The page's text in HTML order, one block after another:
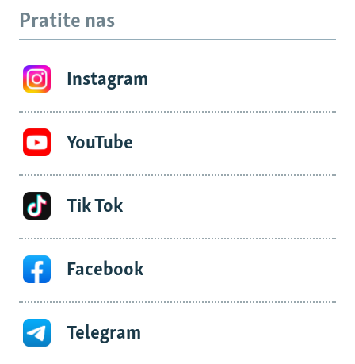
Pratite nas
Instagram
YouTube
Tik Tok
Facebook
Telegram